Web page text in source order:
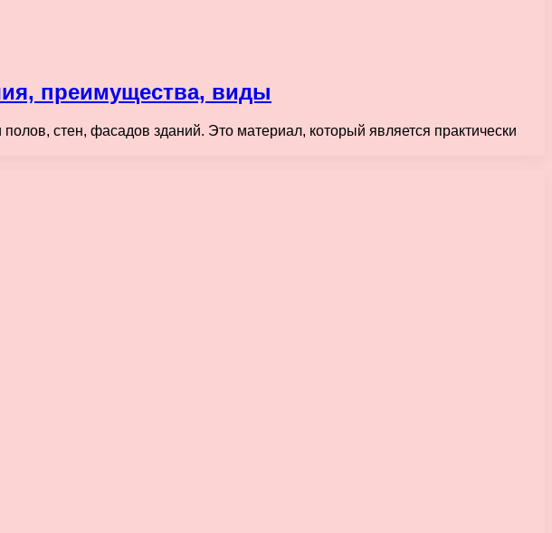
преимущества, виды
стен, фасадов зданий. Это материал, который является практически